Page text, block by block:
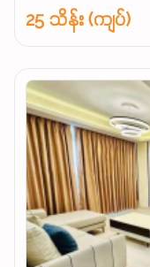
25 သိန်း (ကျပ်)